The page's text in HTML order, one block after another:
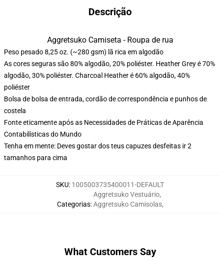
Descrição
Aggretsuko Camiseta - Roupa de rua
Peso pesado 8,25 oz. (~280 gsm) lã rica em algodão
As cores seguras são 80% algodão, 20% poliéster. Heather Grey é 70%
algodão, 30% poliéster. Charcoal Heather é 60% algodão, 40%
poliéster
Bolsa de bolsa de entrada, cordão de correspondência e punhos de
costela
Fonte eticamente após as Necessidades de Práticas de Aparência
Contabilísticas do Mundo
Tenha em mente: Deves gostar dos teus capuzes desfeitas ir 2
tamanhos para cima
SKU: 1005003735400011-DEFAULT
Categorias:
Aggretsuko Vestuário,
Aggretsuko Camisolas,
What Customers Say